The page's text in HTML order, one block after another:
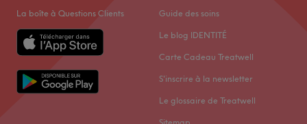
La boîte à Questions Clients Guide des soins
Le blog IDENTITÉ
Carte Cadeau Treatwell
S'inscrire à la newsletter
Le glossaire de Treatwell